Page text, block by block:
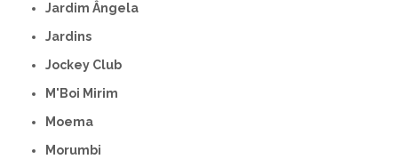
Jardim Ângela
Jardins
Jockey Club
M'Boi Mirim
Moema
Morumbi